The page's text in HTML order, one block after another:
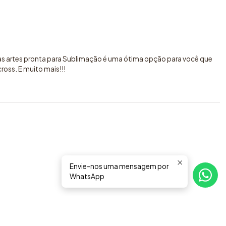
artes pronta para Sublimação é uma ótima opção para você que
E muito mais!!!
Envie-nos uma mensagem por
WhatsApp